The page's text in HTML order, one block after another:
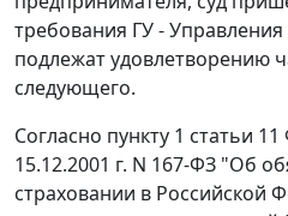
требования ГУ -
подлежат удовлетворению
следующего.
Согласно пункту 1 статьи 11
15.12.2001 г. N 167-ФЗ "Об
страховании в Российской